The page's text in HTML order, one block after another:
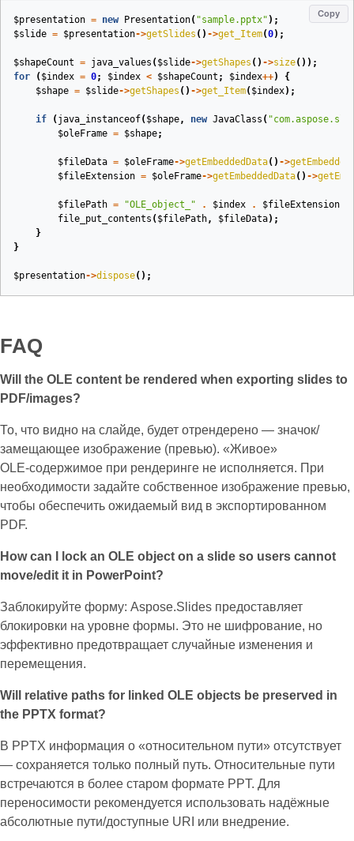
Copy
$presentation = new Presentation( "sample.pptx" );
$slide = $presentation->getSlides () ->get_Item(0);
$shapeCount = java_values ( $slide->getShapes () ->size());
for
( $index = 0; $index < $shapeCount ; $index++)
{
$shape = $slide->getShapes () ->get_Item( $index);
if ( java_instanceof( $shape, new JavaClass (
$oleFrame = $shape;
$fileData = $oleFrame->getEmbeddedData() ->
$fileExtension = $oleFrame->getEmbeddedData() ->
$filePath = "OLE_object_" . $index . $fileExtension
file_put_contents ( $filePath, $fileData);
}
}
$presentation->dispose();
FAQ
Will the OLE content be rendered when exporting slides to
PDF/images?
То, что видно на слайде, будет отрендерено — значок/
замещающее изображение (превью). «Живое»
OLE‑содержимое при рендеринге не исполняется. При
необходимости задайте собственное изображение превью,
чтобы обеспечить ожидаемый вид в экспортированном
PDF.
How can I lock an OLE object on a slide so users cannot
move/edit it in PowerPoint?
Заблокируйте форму: Aspose.Slides предоставляет
блокировки на уровне формы. Это не шифрование, но
эффективно предотвращает случайные изменения и
перемещения.
Will relative paths for linked OLE objects be preserved in
the PPTX format?
В PPTX информация о «относительном пути» отсутствует
— сохраняется только полный путь. Относительные пути
встречаются в более старом формате PPT. Для
переносимости рекомендуется использовать надёжные
абсолютные пути/доступные URI или внедрение.